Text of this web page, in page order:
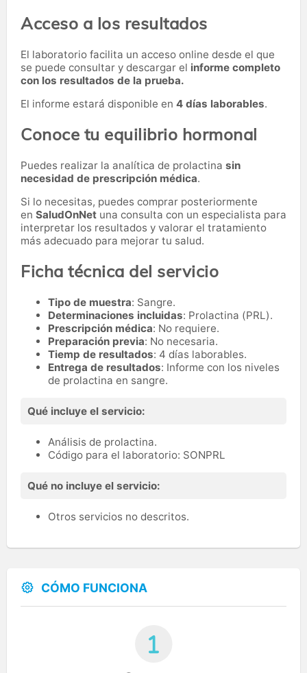
Acceso a los resultados
El laboratorio facilita un acceso online desde el que
se puede consultar y descargar el informe completo
con los resultados de la prueba.
El informe estará disponible en 4 días laborables.
Conoce tu equilibrio hormonal
Puedes realizar la analítica de prolactina sin
necesidad de prescripción médica.
Si lo necesitas, puedes comprar posteriormente
en SaludOnNet una consulta con un especialista para
interpretar los resultados y valorar el tratamiento
más adecuado para mejorar tu salud.
Ficha técnica del servicio
Tipo de muestra: Sangre.
Determinaciones incluidas: Prolactina (PRL).
Prescripción médica: No requiere.
Preparación previa: No necesaria.
Tiemp de resultados: 4 días laborables.
Entrega de resultados: Informe con los niveles
de prolactina en sangre.
Qué incluye el servicio:
Análisis de prolactina.
Código para el laboratorio: SONPRL
Qué no incluye el servicio:
Otros servicios no descritos.
CÓMO FUNCIONA